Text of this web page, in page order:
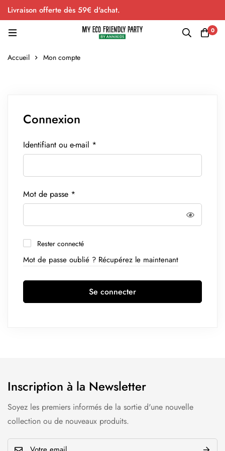
Livraison offerte dès 59€ d'achat.
0
Accueil Mon compte
Connexion
Identifiant ou e-mail *
Mot de passe *
Rester connecté
Mot de passe oublié ? Récupérez le maintenant
Se connecter
Inscription à la Newsletter
Soyez les premiers informés de la sortie d'une nouvelle
collection ou de nouveaux produits.